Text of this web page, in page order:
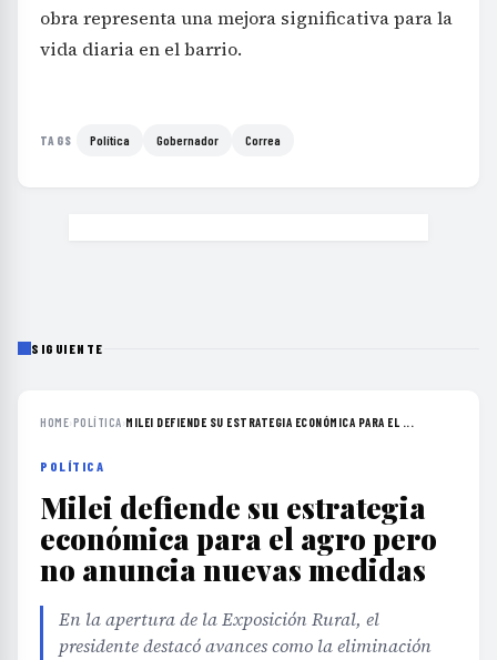
obra representa una mejora significativa para la
vida diaria en el barrio.
TAGS Política Gobernador Correa
SIGUIENTE
HOME›POLÍTICA›MILEI DEFIENDE SU ESTRATEGIA ECONÓMICA PARA EL ...
POLÍTICA
Milei defiende su estrategia
económica para el agro pero
no anuncia nuevas medidas
En la apertura de la Exposición Rural, el
presidente destacó avances como la eliminación